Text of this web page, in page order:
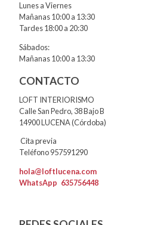
Lunes a Viernes
Mañanas 10:00 a 13:30
Tardes 18:00 a 20:30
Sábados:
Mañanas 10:00 a 13:30
CONTACTO
LOFT INTERIORISMO
Calle San Pedro, 38 Bajo B
14900 LUCENA (Córdoba)
Cita previa
Teléfono 957591290
hola@loftlucena.com
WhatsApp 635756448